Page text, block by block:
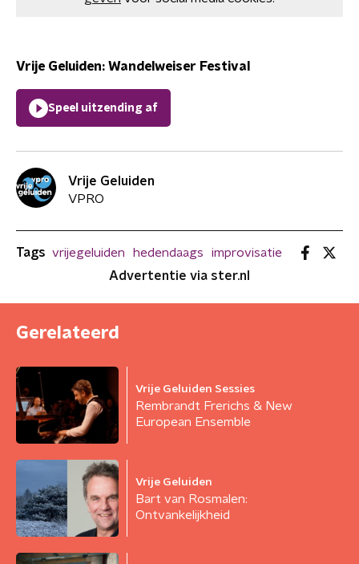
Vrije Geluiden: Wandelweiser Festival
Speel uitzending af
Vrije Geluiden
VPRO
Tags vrijegeluiden hedendaags
improvisatie
Advertentie via ster.nl
Gerelateerd
Vrije Geluiden Sessies
Rembrandt Frerichs & New
European Ensemble
Vrije Geluiden
Bart van Rosmalen:
Ontvankelijkheid